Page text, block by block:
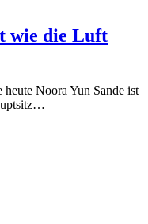
wie die Luft
Noora Yun Sande ist